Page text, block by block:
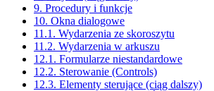
9. Procedury i funkcje
10. Okna dialogowe
11.1. Wydarzenia ze skoroszytu
11.2. Wydarzenia w arkuszu
12.1. Formularze niestandardowe
12.2. Sterowanie (Controls)
12.3. Elementy sterujące (ciąg dalszy)